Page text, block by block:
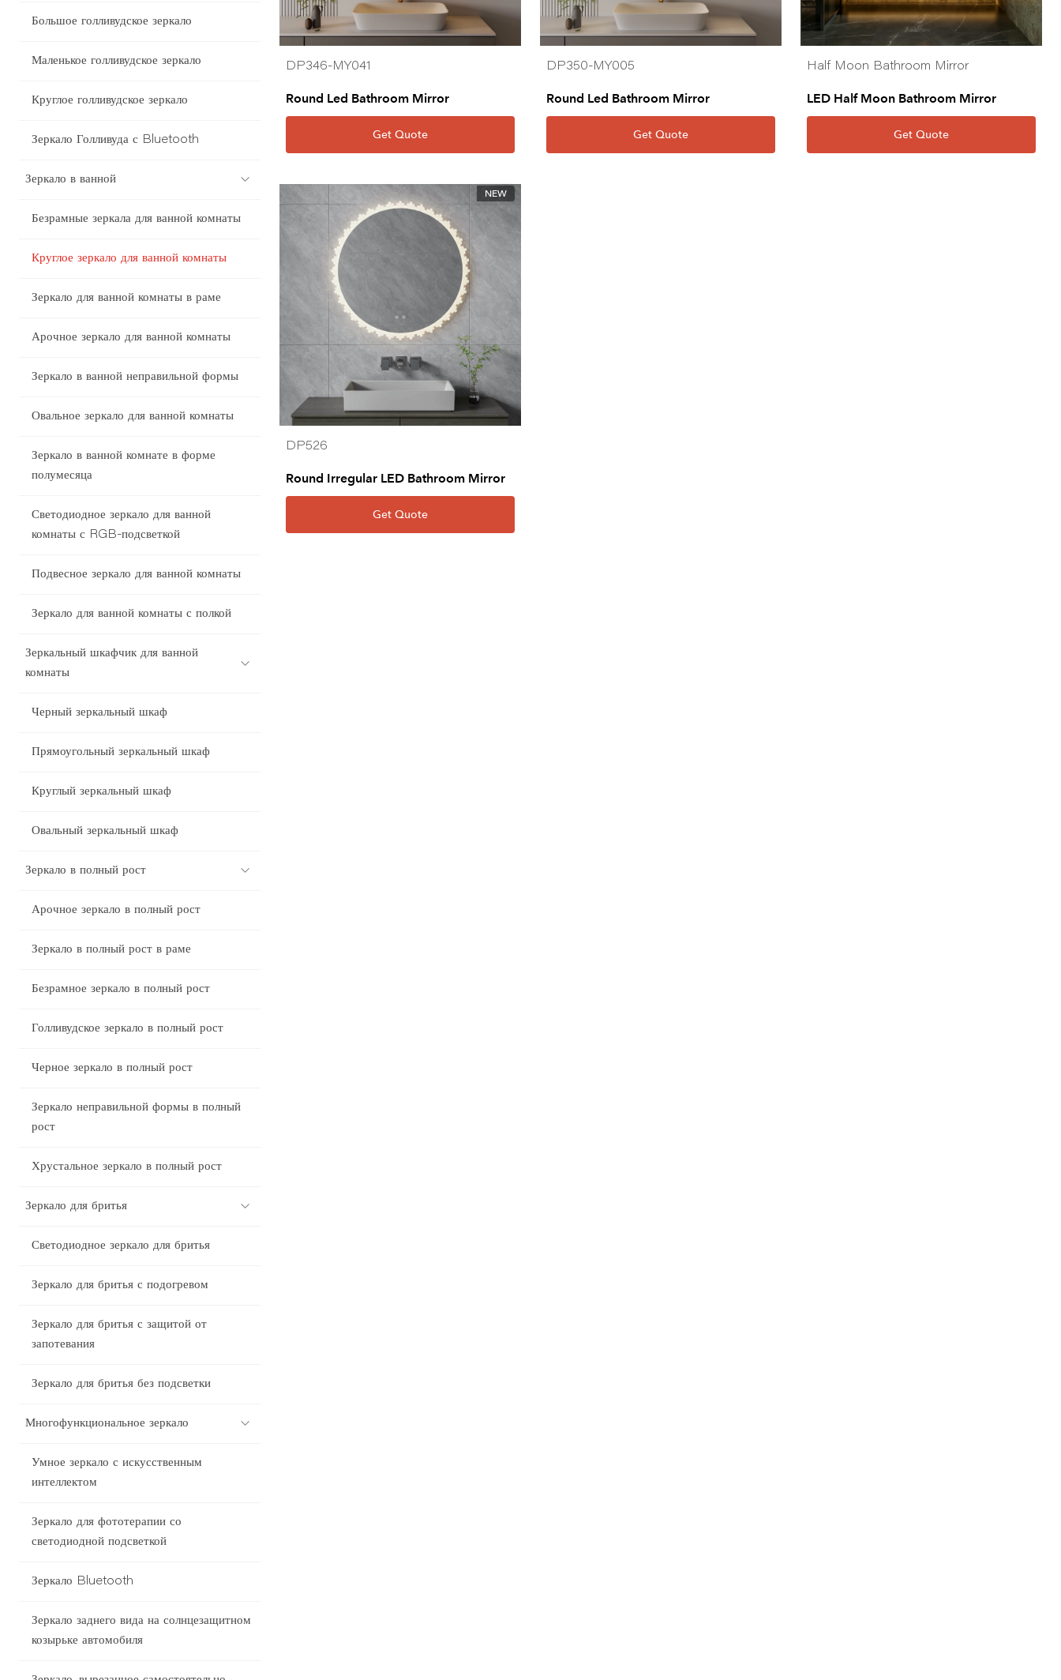
DP346-MY041
Round Led Bathroom Mirror
Get Quote
DP350-MY005
Round Led Bathroom Mirror
Get Quote
Half Moon Bathroom Mirror
LED Half Moon Bathroom Mirror
Get Quote
NEW
DP526
Round Irregular LED Bathroom Mirror
Get Quote
Большое голливудское зеркало
Маленькое голливудское зеркало
Круглое голливудское зеркало
Зеркало Голливуда с Bluetooth
Зеркало в ванной
Безрамные зеркала для ванной комнаты
Круглое зеркало для ванной комнаты
Зеркало для ванной комнаты в раме
Арочное зеркало для ванной комнаты
Зеркало в ванной неправильной формы
Овальное зеркало для ванной комнаты
Зеркало в ванной комнате в форме
полумесяца
Светодиодное зеркало для ванной
комнаты с RGB-подсветкой
Подвесное зеркало для ванной комнаты
Зеркало для ванной комнаты с полкой
Зеркальный шкафчик для ванной
комнаты
Черный зеркальный шкаф
Прямоугольный зеркальный шкаф
Круглый зеркальный шкаф
Овальный зеркальный шкаф
Зеркало в полный рост
Арочное зеркало в полный рост
Зеркало в полный рост в раме
Безрамное зеркало в полный рост
Голливудское зеркало в полный рост
Черное зеркало в полный рост
Зеркало неправильной формы в полный
рост
Хрустальное зеркало в полный рост
Зеркало для бритья
Светодиодное зеркало для бритья
Зеркало для бритья с подогревом
Зеркало для бритья с защитой от
запотевания
Зеркало для бритья без подсветки
Многофункциональное зеркало
Умное зеркало с искусственным
интеллектом
Зеркало для фототерапии со
светодиодной подсветкой
Зеркало Bluetooth
Зеркало заднего вида на солнцезащитном
козырьке автомобиля